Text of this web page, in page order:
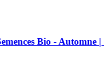
Bio -​ Automne